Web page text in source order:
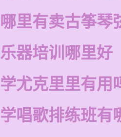
里有卖古筝琴
器培训哪里好
尤克里里有用
唱歌排练班有